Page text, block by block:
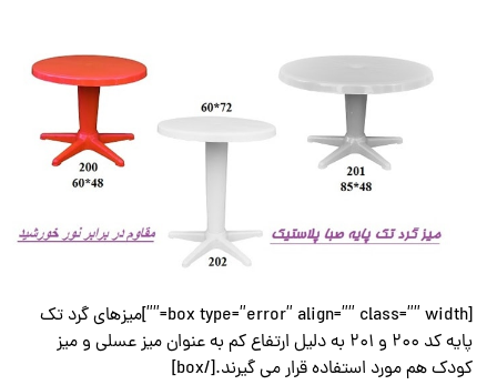
[box type=”error” align=”” class=”” width=””]میزهای گرد تک
پایه کد 200 و 201 به دلیل ارتفاع کم به عنوان میز عسلی و میز
کودک هم مورد استفاده قرار می گیرند.[/box]